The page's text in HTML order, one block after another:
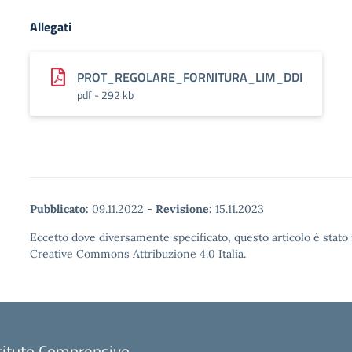
Allegati
PROT_REGOLARE_FORNITURA_LIM_DDI
pdf - 292 kb
Pubblicato: 09.11.2022 - Revisione: 15.11.2023
Eccetto dove diversamente specificato, questo articolo è
Creative Commons Attribuzione 4.0 Italia.